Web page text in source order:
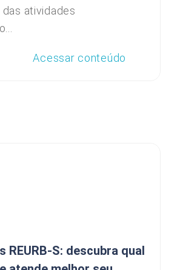
atividades
Acessar conteúdo
REURB-S: descubra qual